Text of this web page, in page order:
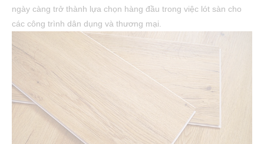
ngày càng trở thành lựa chọn hàng đầu trong việc lót sàn cho
các công trình dân dụng và thương mại.